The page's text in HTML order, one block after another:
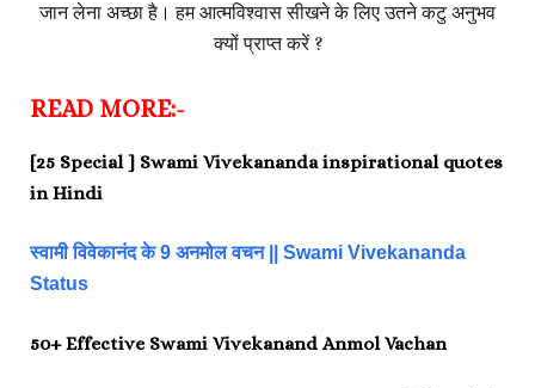
जान लेना अच्छा है। हम आत्मविश्वास सीखने के लिए उतने कटु अनुभव
क्यों प्राप्त करें ?
READ MORE:-
[25 Special ] Swami Vivekananda inspirational quotes
in Hindi
स्वामी विवेकानंद के 9 अनमोल वचन || Swami Vivekananda
Status
50+ Effective Swami Vivekanand Anmol Vachan